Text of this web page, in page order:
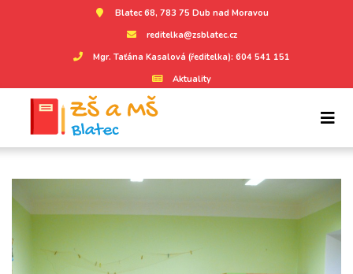
Blatec 68, 783 75 Dub nad Moravou
reditelka@zsblatec.cz
Mgr. Taťána Kasalová (ředitelka): 604 541 151
Aktuality